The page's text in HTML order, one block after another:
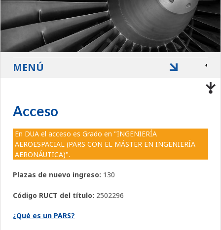
Acceso
En DUA el acceso es Grado en "INGENIERÍA
AEROESPACIAL (PARS CON EL MÁSTER EN INGENIERÍA
AERONÁUTICA)".
Plazas de nuevo ingreso: 130
Código RUCT del título: 2502296
¿Qué es un PARS?
MENÚ